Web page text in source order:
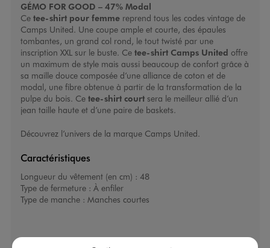
GÉMO FOR GOOD – 47% Modal
Ce tee-shirt pour femmereprend tous les codes vintage de
Camps United. Une coupe ample et courte, des épaules
tombantes, un grand col rond, le tout twisté par une
inscription XXL sur le buste. Ce tee-shirt Camps United offre
un maximum de style mais aussi beaucoup de confort grâce à
sa maille douce composée d’une alliance de coton et de
modal, une fibre obtenue à partir de la transformation de la
pulpe du bois. Ce tee-shirt courtsera le meilleur allié d’un
jean taille haute et d’une paire de baskets.
Découvrez l’univers de la marque Camps United.
Caractéristiques
Longueur du vêtement (en cm) : 48
Type de fermeture : À enfiler
Type de manche : Manches courtes